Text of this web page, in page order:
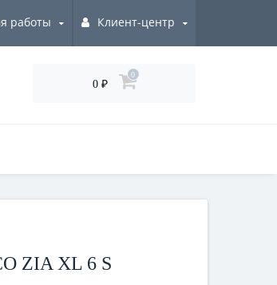
работы Клиент-центр
0 ₽
0
ZIA XL 6 S